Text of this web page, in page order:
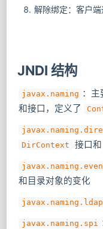
解除绑定：客户
JNDI 结构
javax.naming ：
和接口，定义了
DirContext ​ 接口和
和目录对象的变化
javax.naming.ldap
javax.naming.spi